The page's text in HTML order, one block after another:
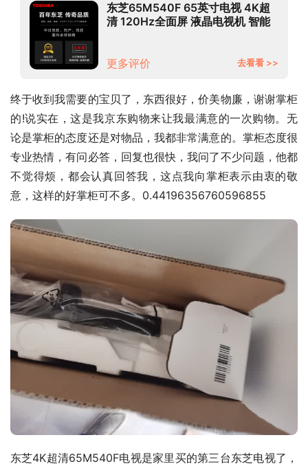
东芝65M540F 65英寸电视 4K超
清 120Hz全面屏 液晶电视机 智能
更多评价 去看看 >>
终于收到我需要的宝贝了，东西很好，价美物廉，谢谢掌柜
的!说实在，这是我京东购物来让我最满意的一次购物。无
论是掌柜的态度还是对物品，我都非常满意的。掌柜态度很
专业热情，有问必答，回复也很快，我问了不少问题，他都
不觉得烦，都会认真回答我，这点我向掌柜表示由衷的敬
意，这样的好掌柜可不多。0.44196356760596855
东芝4K超清65M540F电视是家里买的第三台东芝电视了，